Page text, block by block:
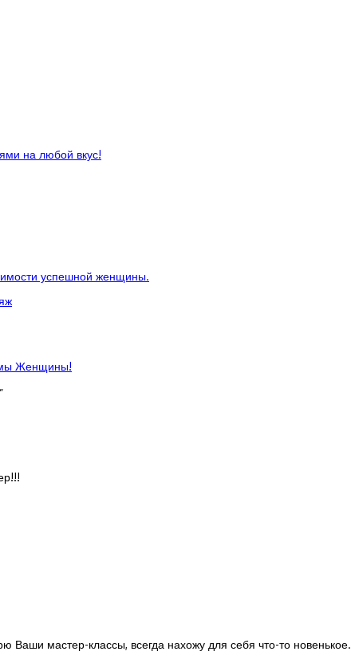
на любой вкус!
успешной женщины.
Женщины!
”
Ваши мастер-классы, всегда нахожу для себя что-то новенькое.